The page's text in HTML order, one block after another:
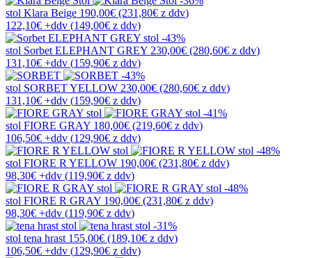
stol Klara Beige 190,00€ (231,80€ z ddv)
122,10€ +ddv (149,00€ z ddv)
-43%
stol Sorbet ELEPHANT GREY 230,00€ (280,60€ z ddv)
131,10€ +ddv (159,90€ z ddv)
-43%
stol SORBET YELLOW 230,00€ (280,60€ z ddv)
131,10€ +ddv (159,90€ z ddv)
-41%
stol FIORE GRAY 180,00€ (219,60€ z ddv)
106,50€ +ddv (129,90€ z ddv)
-48%
stol FIORE R YELLOW 190,00€ (231,80€ z ddv)
98,30€ +ddv (119,90€ z ddv)
-48%
stol FIORE R GRAY 190,00€ (231,80€ z ddv)
98,30€ +ddv (119,90€ z ddv)
-31%
stol tena hrast 155,00€ (189,10€ z ddv)
106,50€ +ddv (129,90€ z ddv)